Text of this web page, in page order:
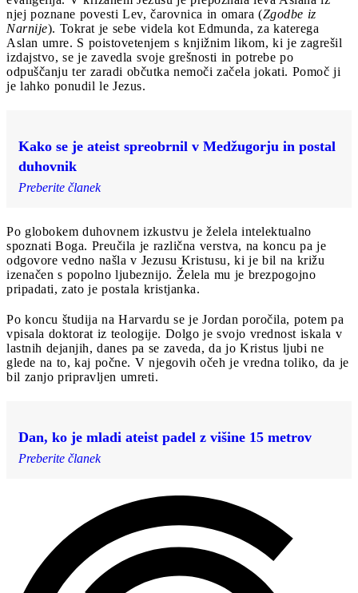
njej poznane povesti Lev, čarovnica in omara (Zgodbe iz
Narnije). Tokrat je sebe videla kot Edmunda, za katerega
Aslan umre. S poistovetenjem s knjižnim likom, ki je zagrešil
izdajstvo, se je zavedla svoje grešnosti in potrebe po
odpuščanju ter zaradi občutka nemoči začela jokati. Pomoč ji
je lahko ponudil le Jezus.
Kako se je ateist spreobrnil v Medžugorju in postal
duhovnik
Preberite članek
Po globokem duhovnem izkustvu je želela intelektualno
spoznati Boga. Preučila je različna verstva, na koncu pa je
odgovore vedno našla v Jezusu Kristusu, ki je bil na križu
izenačen s popolno ljubeznijo. Želela mu je brezpogojno
pripadati, zato je postala kristjanka.
Po koncu študija na Harvardu se je Jordan poročila, potem pa
vpisala doktorat iz teologije. Dolgo je svojo vrednost iskala v
lastnih dejanjih, danes pa se zaveda, da jo Kristus ljubi ne
glede na to, kaj počne. V njegovih očeh je vredna toliko, da je
bil zanjo pripravljen umreti.
Dan, ko je mladi ateist padel z višine 15 metrov
Preberite članek